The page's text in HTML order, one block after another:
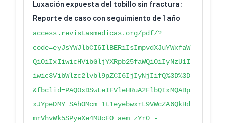
Luxación expuesta del tobillo sin fractura:
Reporte de caso con seguimiento de 1 año
access.revistasmedicas.org/pdf/?
code=eyJsYWJlbCI6IlBERiIsImpvdXJuYWxfaW
QiOiIxIiwicHVibGljYXRpb25faWQiOiIyNzU1I
iwic3VibWlzc2lvbl9pZCI6IjIyNjIifQ%3D%3D
&fbclid=PAQ0xDSwLeIFVleHRuA2FlbQIxMQABp
xJYpeDMY_SAhOMcm_1t1eyebwxrL9VWcZA6QkHd
mrVhvWk5SPyeXe4MUcFO_aem_zYr0_-